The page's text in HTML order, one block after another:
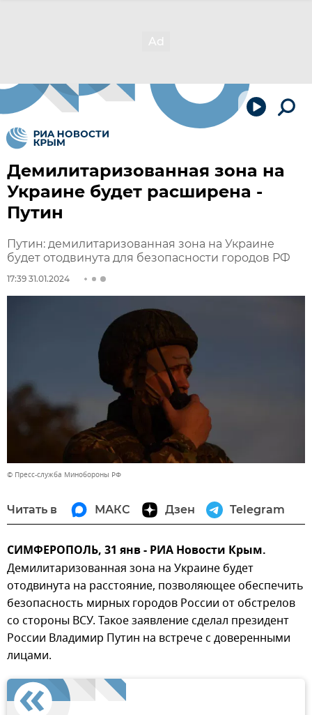
Демилитаризованная зона на
Украине будет расширена -
Путин
Путин: демилитаризованная зона на Украине
будет отодвинута для безопасности городов РФ
17:39 31.01.2024
© Пресс-служба Минобороны РФ
Читать в МАКС Дзен Telegram
СИМФЕРОПОЛЬ, 31 янв - РИА Новости Крым.
Демилитаризованная зона на Украине будет
отодвинута на расстояние, позволяющее обеспечить
безопасность мирных городов России от обстрелов
со стороны ВСУ. Такое заявление сделал президент
России Владимир Путин на встрече с доверенными
лицами.